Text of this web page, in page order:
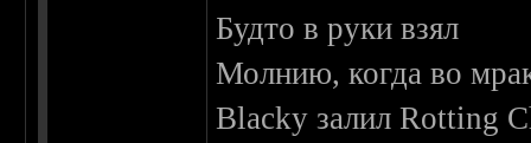
Будто в руки взял
Молнию, когда во
Blacky залил Rotting